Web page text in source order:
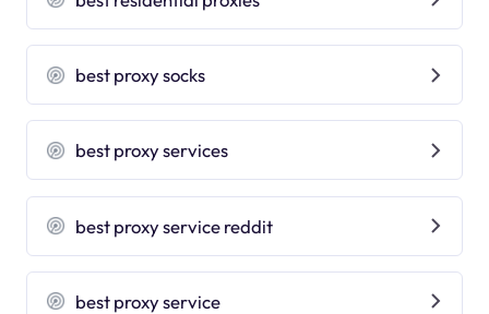
best proxy socks
best proxy services
best proxy service reddit
best proxy service